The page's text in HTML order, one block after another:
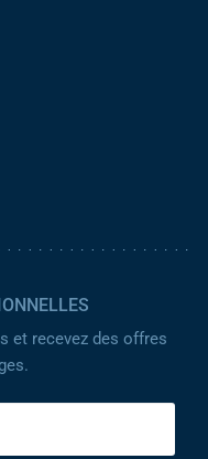
et recevez des offres